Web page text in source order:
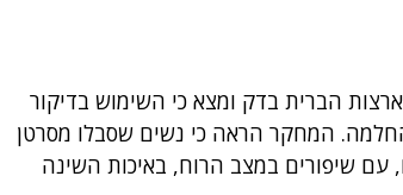
הברית בדק ומצא כי השימוש בדיקור
ההחלמה. המחקר הראה כי נשים שסבלו מסרטן
עם שיפורים במצב הרוח, באיכות השינה